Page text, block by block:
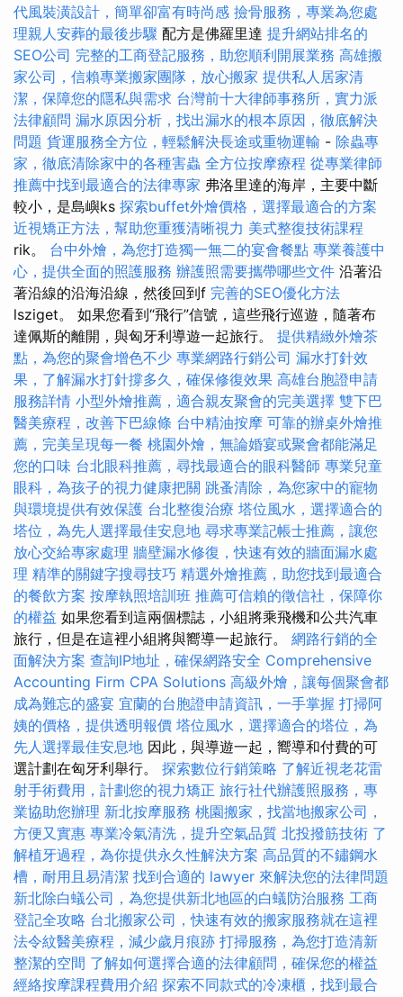
代風裝潢設計，簡單卻富有時尚感 撿骨服務，專業為您處
理親人安葬的最後步驟 配方是佛羅里達 提升網站排名的
SEO公司 完整的工商登記服務，助您順利開展業務 高雄搬
家公司，信賴專業搬家團隊，放心搬家 提供私人居家清
潔，保障您的隱私與需求 台灣前十大律師事務所，實力派
法律顧問 漏水原因分析，找出漏水的根本原因，徹底解決
問題 貨運服務全方位，輕鬆解決長途或重物運輸 - 除蟲專
家，徹底清除家中的各種害蟲 全方位按摩療程 從專業律師
推薦中找到最適合的法律專家 弗洛里達的海岸，主要中斷
較小，是島嶼ks 探索buffet外燴價格，選擇最適合的方案
近視矯正方法，幫助您重獲清晰視力 美式整復技術課程
rik。 台中外燴，為您打造獨一無二的宴會餐點 專業養護中
心，提供全面的照護服務 辦護照需要攜帶哪些文件 沿著沿
著沿線的沿海沿線，然後回到f 完善的SEO優化方法
lsziget。 如果您看到“飛行”信號，這些飛行巡遊，隨著布
達佩斯的離開，與匈牙利導遊一起旅行。 提供精緻外燴茶
點，為您的聚會增色不少 專業網路行銷公司 漏水打針效
果，了解漏水打針撐多久，確保修復效果 高雄台胞證申請
服務詳情 小型外燴推薦，適合親友聚會的完美選擇 雙下巴
醫美療程，改善下巴線條 台中精油按摩 可靠的辦桌外燴推
薦，完美呈現每一餐 桃園外燴，無論婚宴或聚會都能滿足
您的口味 台北眼科推薦，尋找最適合的眼科醫師 專業兒童
眼科，為孩子的視力健康把關 跳蚤清除，為您家中的寵物
與環境提供有效保護 台北整復治療 塔位風水，選擇適合的
塔位，為先人選擇最佳安息地 尋求專業記帳士推薦，讓您
放心交給專家處理 牆壁漏水修復，快速有效的牆面漏水處
理 精準的關鍵字搜尋技巧 精選外燴推薦，助您找到最適合
的餐飲方案 按摩執照培訓班 推薦可信賴的徵信社，保障你
的權益 如果您看到這兩個標誌，小組將乘飛機和公共汽車
旅行，但是在這裡小組將與嚮導一起旅行。 網路行銷的全
面解決方案 查詢IP地址，確保網路安全 Comprehensive
Accounting Firm CPA Solutions 高級外燴，讓每個聚會都
成為難忘的盛宴 宜蘭的台胞證申請資訊，一手掌握 打掃阿
姨的價格，提供透明報價 塔位風水，選擇適合的塔位，為
先人選擇最佳安息地 因此，與導遊一起，嚮導和付費的可
選計劃在匈牙利舉行。 探索數位行銷策略 了解近視老花雷
射手術費用，計劃您的視力矯正 旅行社代辦護照服務，專
業協助您辦理 新北按摩服務 桃園搬家，找當地搬家公司，
方便又實惠 專業冷氣清洗，提升空氣品質 北投撥筋技術 了
解植牙過程，為你提供永久性解決方案 高品質的不鏽鋼水
槽，耐用且易清潔 找到合適的 lawyer 來解決您的法律問題
新北除白蟻公司，為您提供新北地區的白蟻防治服務 工商
登記全攻略 台北搬家公司，快速有效的搬家服務就在這裡
法令紋醫美療程，減少歲月痕跡 打掃服務，為您打造清新
整潔的空間 了解如何選擇合適的法律顧問，確保您的權益
經絡按摩課程費用介紹 探索不同款式的冷凍櫃，找到最合